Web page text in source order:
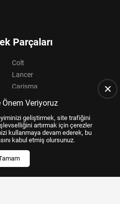
Parçaları
Colt
Lancer
Carisma
Grandis
OUTLANDER
Pajero
Veriyoruz
geliştirmek, site trafiğini
artırmak için çerezler
kullanmaya devam ederek, bu
kabul etmiş olursunuz.